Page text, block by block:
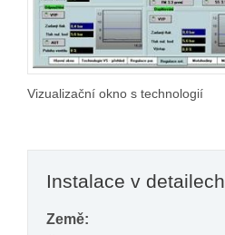
Vizualizační okno s technologií
Instalace v detailech
Země: